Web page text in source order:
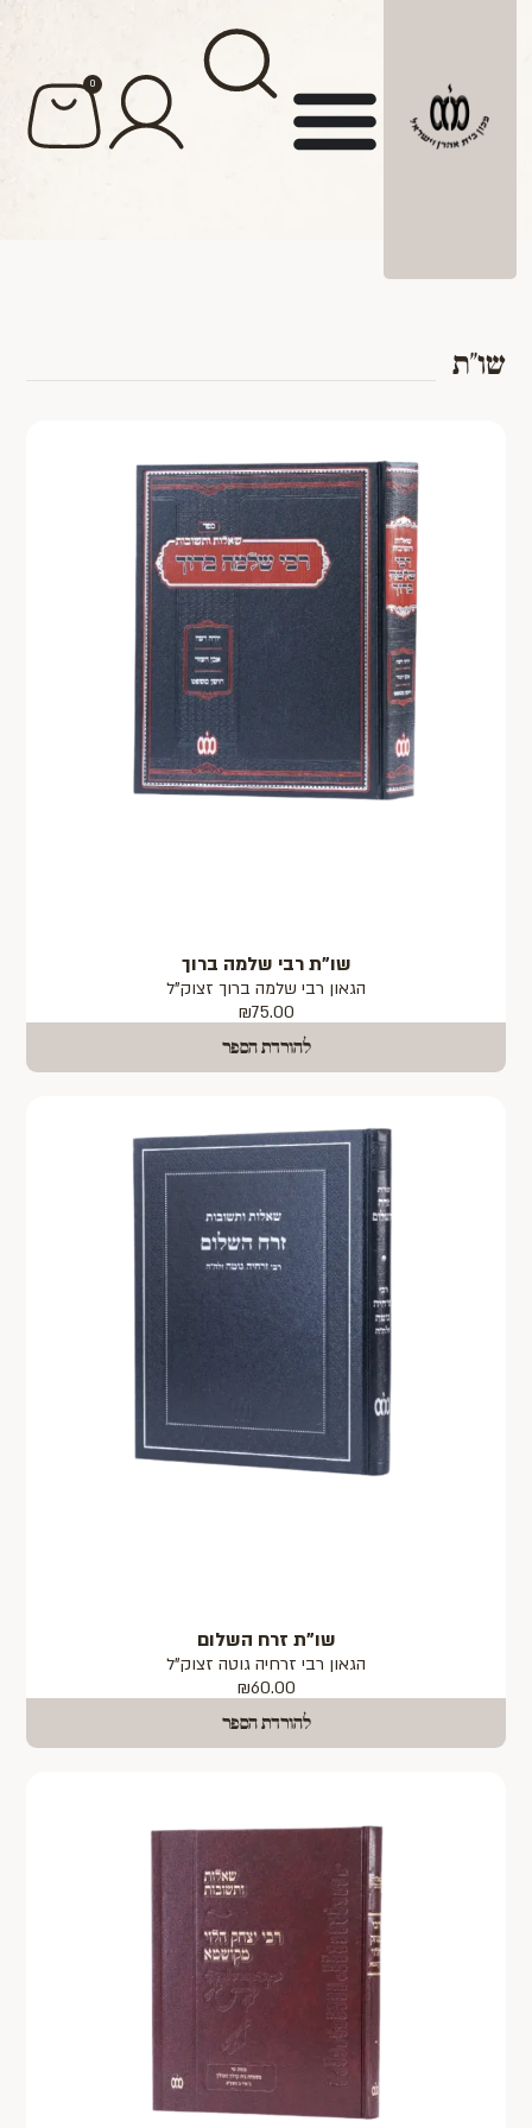
0
שו''ת
שו"ת רבי שלמה ברוך
הגאון רבי שלמה ברוך זצוק"ל
₪75.00
להורדת הספר
שו"ת זרח השלום
הגאון רבי זרחיה גוטה זצוק"ל
₪60.00
להורדת הספר